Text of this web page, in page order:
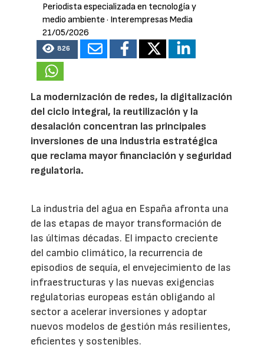
Periodista especializada en tecnología y
medio ambiente · Interempresas Media
21/05/2026
826
La modernización de redes, la digitalización
del ciclo integral, la reutilización y la
desalación concentran las principales
inversiones de una industria estratégica
que reclama mayor financiación y seguridad
regulatoria.
La industria del agua en España afronta una
de las etapas de mayor transformación de
las últimas décadas. El impacto creciente
del cambio climático, la recurrencia de
episodios de sequía, el envejecimiento de las
infraestructuras y las nuevas exigencias
regulatorias europeas están obligando al
sector a acelerar inversiones y adoptar
nuevos modelos de gestión más resilientes,
eficientes y sostenibles.